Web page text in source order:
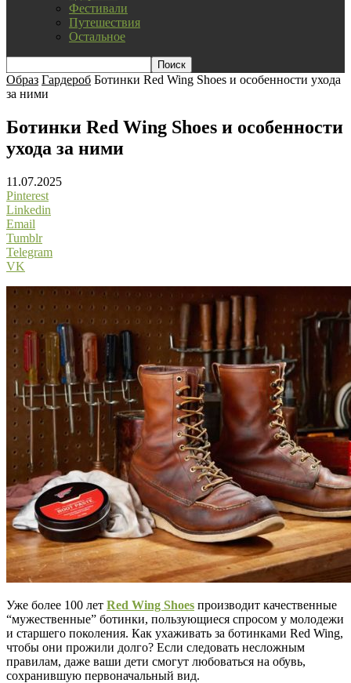
Фестивали
Путешествия
Остальное
Образ Гардероб Ботинки Red Wing Shoes и особенности ухода
за ними
Ботинки Red Wing Shoes и особенности
ухода за ними
11.07.2025
Pinterest
Linkedin
Email
Tumblr
Telegram
VK
Уже более 100 лет Red Wing Shoes производит качественные
“мужественные” ботинки, пользующиеся спросом у молодежи
и старшего поколения. Как ухаживать за ботинками Red Wing,
чтобы они прожили долго? Если следовать несложным
правилам, даже ваши дети смогут любоваться на обувь,
сохранившую первоначальный вид.